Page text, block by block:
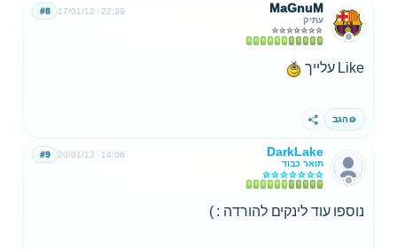
MaGnuM
עתיק
17/01/12 22:39
#8
Like עלייך
הגב שתף
DarkLake
תואר כבוד
20/01/12 14:06
#9
נוספו עוד לינקים להורדה : )